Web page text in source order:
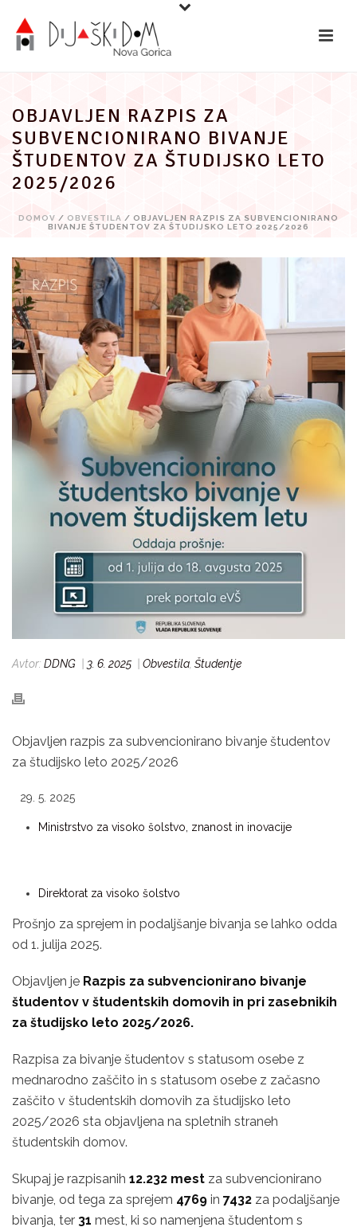
vsebino
OBJAVLJEN RAZPIS ZA
SUBVENCIONIRANO BIVANJE
ŠTUDENTOV ZA ŠTUDIJSKO LETO
2025/2026
DOMOV / OBVESTILA / OBJAVLJEN RAZPIS ZA SUBVENCIONIRANO
BIVANJE ŠTUDENTOV ZA ŠTUDIJSKO LETO 2025/2026
Avtor: DDNG 3. 6. 2025 Obvestila Študentje
Objavljen razpis za subvencionirano bivanje študentov
za študijsko leto 2025/2026
5. 2025
Ministrstvo za visoko šolstvo, znanost in inovacije
Direktorat za visoko šolstvo
Prošnjo za sprejem in podaljšanje bivanja se lahko odda
od 1. julija 2025.
Objavljen je Razpis za subvencionirano bivanje
študentov v študentskih domovih in pri zasebnikih
za študijsko leto 2025/2026.
Razpisa za bivanje študentov s statusom osebe z
mednarodno zaščito in s statusom osebe z začasno
zaščito v študentskih domovih za študijsko leto
2025/2026 sta objavljena na spletnih straneh
študentskih domov.
Skupaj je razpisanih 12.232 mest za subvencionirano
bivanje, od tega za sprejem 4769 in 7432 za podaljšanje
bivanja, ter 31 mest, ki so namenjena študentom s